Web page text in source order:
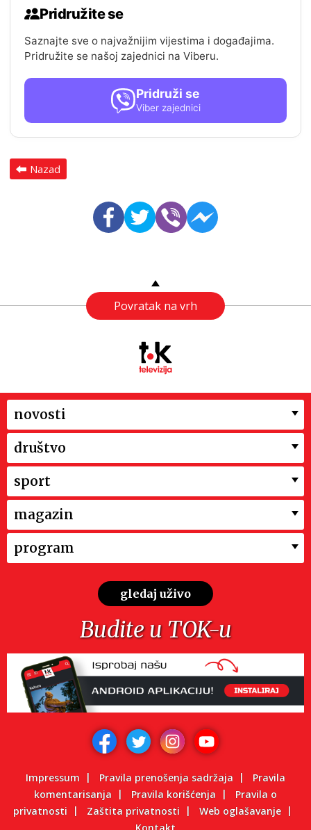
Pridružite se
Saznajte sve o najvažnijim vijestima i događajima.
Pridružite se našoj zajednici na Viberu.
Pridruži se
Viber zajednici
Nazad
Povratak na vrh
novosti
društvo
sport
magazin
program
gledaj uživo
Budite u TOK-u
Impressum Pravila prenošenja sadržaja
Pravila
komentarisanja
Pravila korišćenja
Pravila o
privatnosti
Zaštita privatnosti
Web oglašavanje